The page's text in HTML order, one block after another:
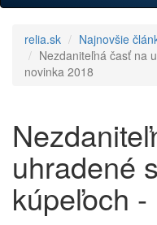
relia.sk
Najnovšie
Nezdaniteľná časť na
novinka 2018
uhradené
kúpeľoch